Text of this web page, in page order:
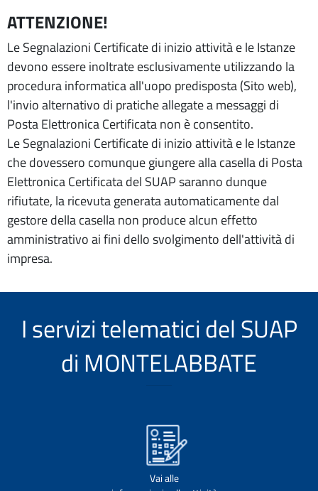
ATTENZIONE!
Le Segnalazioni Certificate di inizio attività e le Istanze
devono essere inoltrate esclusivamente utilizzando la
procedura informatica all'uopo predisposta (Sito web),
l'invio alternativo di pratiche allegate a messaggi di
Posta Elettronica Certificata non è consentito.
Le Segnalazioni Certificate di inizio attività e le Istanze
che dovessero comunque giungere alla casella di Posta
Elettronica Certificata del SUAP saranno dunque
rifiutate, la ricevuta generata automaticamente dal
gestore della casella non produce alcun effetto
amministrativo ai fini dello svolgimento dell'attività di
impresa.
I servizi telematici del SUAP
di MONTELABBATE
Vai alle